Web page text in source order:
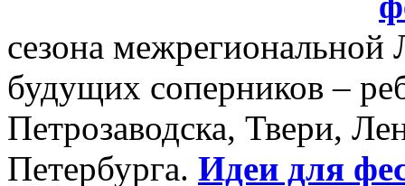
сезона
будущих соперников –
Петрозаводска, Твери,
Петербурга. Идеи для